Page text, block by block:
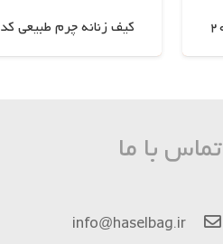
کیف زنانه چرم طبیعی کد 108-20
اطلاعات بیشتر
تماس با ما
info@haselbag.ir